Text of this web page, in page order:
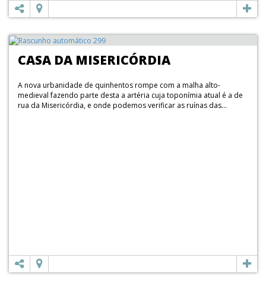
CASA DA MISERICÓRDIA
A nova urbanidade de quinhentos rompe com a malha alto-
medieval fazendo parte desta a artéria cuja toponímia atual é a de
rua da Misericórdia, e onde podemos verificar as ruínas das...